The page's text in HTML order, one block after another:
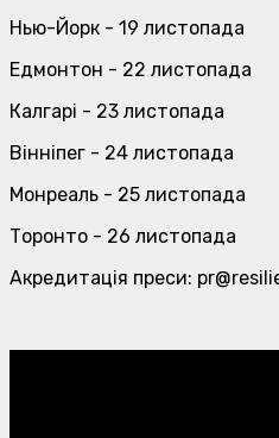
Нью-Йорк - 19 листопада
Едмонтон - 22 листопада
Калгарі - 23 листопада
Вінніпег - 24 листопада
Монреаль - 25 листопада
Торонто - 26 листопада
Акредитація преси: